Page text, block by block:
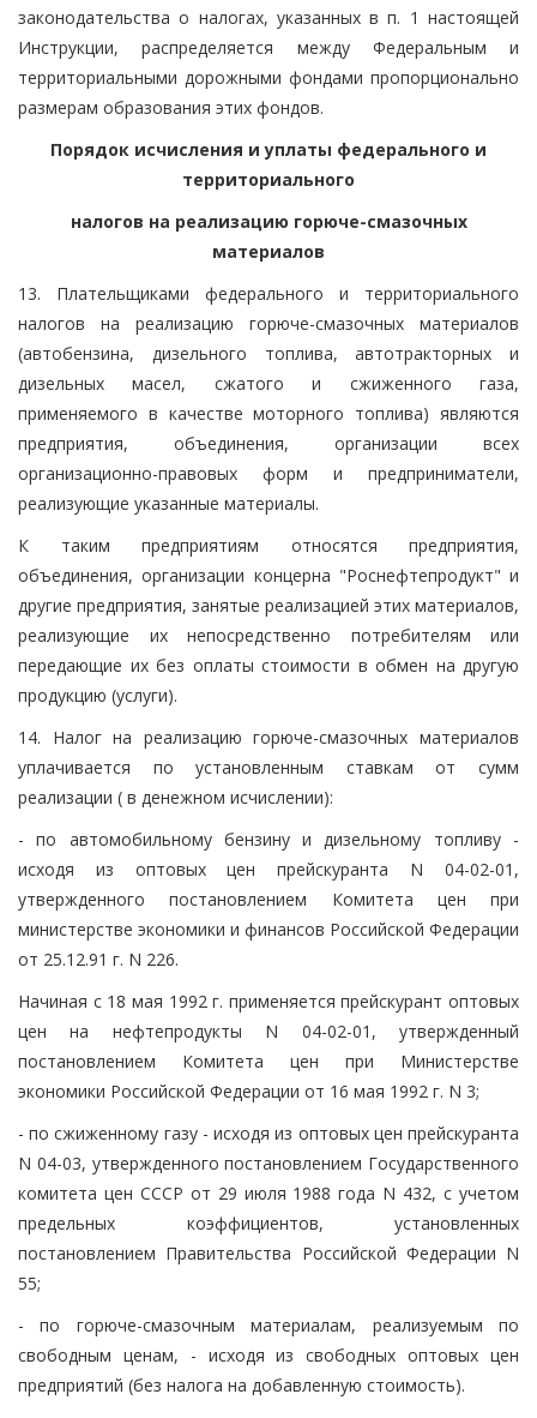
законодательства о налогах, указанных в п. 1 настоящей
Инструкции, распределяется между Федеральным и
территориальными дорожными фондами пропорционально
размерам образования этих фондов.
Порядок исчисления и уплаты федерального и
территориального
налогов на реализацию горюче-смазочных
материалов
13. Плательщиками федерального и территориального
налогов на реализацию горюче-смазочных материалов
(автобензина, дизельного топлива, автотракторных и
дизельных масел, сжатого и сжиженного газа,
применяемого в качестве моторного топлива) являются
предприятия, объединения, организации всех
организационно-правовых форм и предприниматели,
реализующие указанные материалы.
К таким предприятиям относятся предприятия,
объединения, организации концерна "Роснефтепродукт" и
другие предприятия, занятые реализацией этих материалов,
реализующие их непосредственно потребителям или
передающие их без оплаты стоимости в обмен на другую
продукцию (услуги).
14. Налог на реализацию горюче-смазочных материалов
уплачивается по установленным ставкам от сумм
реализации ( в денежном исчислении):
- по автомобильному бензину и дизельному топливу -
исходя из оптовых цен прейскуранта N 04-02-01,
утвержденного постановлением Комитета цен при
министерстве экономики и финансов Российской Федерации
от 25.12.91 г. N 226.
Начиная с 18 мая 1992 г. применяется прейскурант оптовых
цен на нефтепродукты N 04-02-01, утвержденный
постановлением Комитета цен при Министерстве
экономики Российской Федерации от 16 мая 1992 г. N 3;
- по сжиженному газу - исходя из оптовых цен прейскуранта
N 04-03, утвержденного постановлением Государственного
комитета цен СССР от 29 июля 1988 года N 432, с учетом
предельных коэффициентов, установленных
постановлением Правительства Российской Федерации N
55;
- по горюче-смазочным материалам, реализуемым по
свободным ценам, - исходя из свободных оптовых цен
предприятий (без налога на добавленную стоимость).